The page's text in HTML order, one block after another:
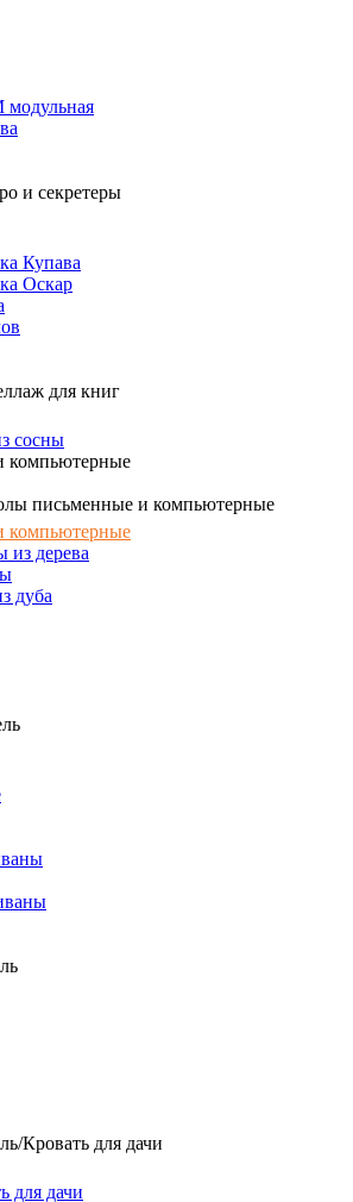
и секретеры
Купава
Оскар
для книг
сосны
компьютерные
письменные и компьютерные
компьютерные
из дерева
дуба
Кровать для дачи
для дачи